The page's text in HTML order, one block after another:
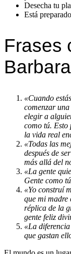
Desecha tu
Está
Frases
«Cuando
comenzar
elegir a
como tú. Esto
la vida real
«Todas las
después de
más allá del
«La gente
Gente como
«Yo construí
que mi madre
réplica de la
gente feliz
«La
que gastan